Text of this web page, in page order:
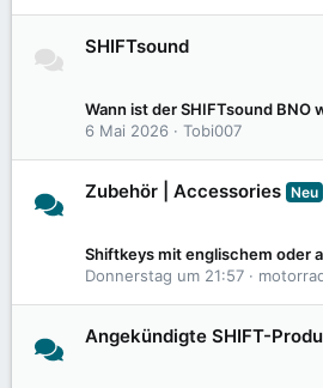
SHIFTsound
Wann ist der SHIFTsound BNO
6 Mai 2026
Tobi007
Zubehör | Accessories Neu
Donnerstag um 21:57
Angekündigte SHIFT-